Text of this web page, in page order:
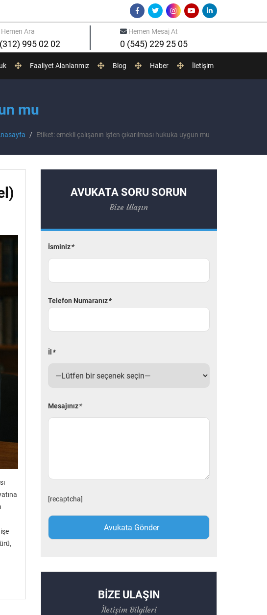
Hemen Ara
995 02 02
Hemen Mesaj At
0 (545) 229 25 05
Faaliyet Alanlarımız Blog Haber İletişim
mu
Etiket: emekli çalışanın işten çıkarılması hukuka uygun mu
AVUKATA SORU SORUN
Bize Ulaşın
İsminiz*
Telefon Numaranız*
İl *
Mesajınız*
[recaptcha]
BİZE ULAŞIN
İletişim Bilgileri